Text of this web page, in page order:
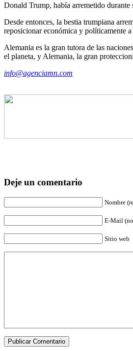
Donald Trump, había arremetido
Desde entonces, la bestia trumpiana
reposicionar económica y políticamente
Alemania es la gran tutora de las
el planeta, y Alemania, la gran
info@agenciamn.com
Deje un comentario
Nombre
E-Mail
Sitio web